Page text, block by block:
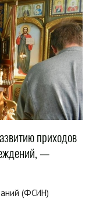
приходов
—
(ФСИН)